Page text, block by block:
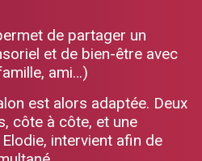
de partager un
et de bien-être avec
ami…)
est alors adaptée. Deux
côte à côte, et une
intervient afin de